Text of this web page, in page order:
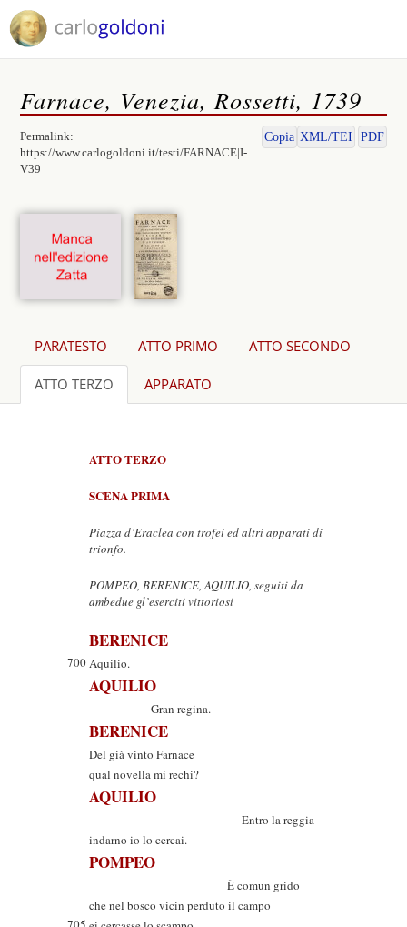
Farnace, Venezia, Rossetti, 1739
Permalink:
https://www.carlogoldoni.it/testi/FARNACE|I-
V39
Copia XML/TEI PDF
PARATESTO ATTO PRIMO ATTO SECONDO
ATTO TERZO APPARATO
ATTO TERZO
SCENA PRIMA
Piazza d’Eraclea con trofei ed altri apparati di
trionfo.
POMPEO, BERENICE, AQUILIO, seguiti da
ambedue gl’eserciti vittoriosi
BERENICE
700Aquilio.
AQUILIO
Gran regina.
BERENICE
Del già vinto Farnace
qual novella mi rechi?
AQUILIO
Entro la reggia
indarno io lo cercai.
POMPEO
È comun grido
che nel bosco vicin perduto il campo